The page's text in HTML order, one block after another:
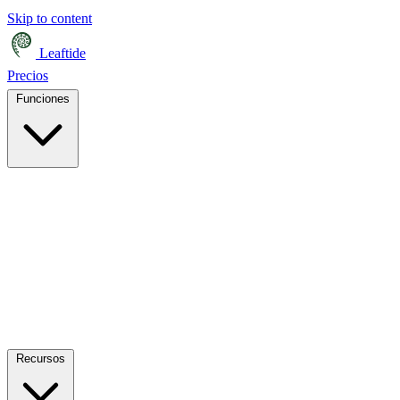
Skip to content
Leaftide
Precios